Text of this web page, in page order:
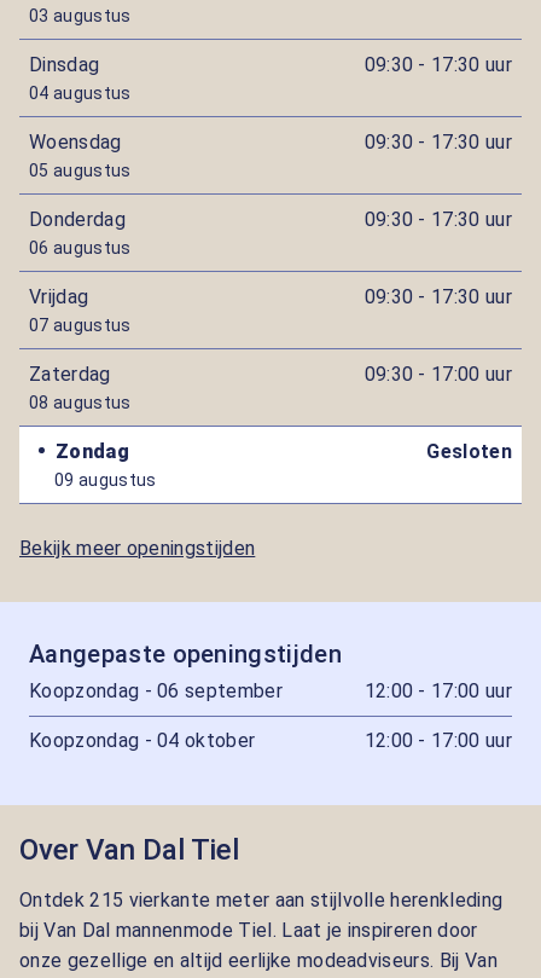
03 augustus
Dinsdag
04 augustus
09:30 - 17:30 uur
Woensdag
05 augustus
09:30 - 17:30 uur
Donderdag
06 augustus
09:30 - 17:30 uur
Vrijdag
07 augustus
09:30 - 17:30 uur
Zaterdag
08 augustus
09:30 - 17:00 uur
Zondag
09 augustus
Gesloten
Bekijk meer openingstijden
Aangepaste openingstijden
Koopzondag - 06 september 12:00 - 17:00 uur
Koopzondag - 04 oktober 12:00 - 17:00 uur
Over Van Dal Tiel
Ontdek 215 vierkante meter aan stijlvolle herenkleding
bij Van Dal mannenmode Tiel. Laat je inspireren door
onze gezellige en altijd eerlijke modeadviseurs. Bij Van